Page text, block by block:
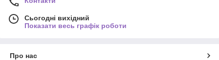
Сьогодні вихідний
Показати весь графік роботи
Про нас